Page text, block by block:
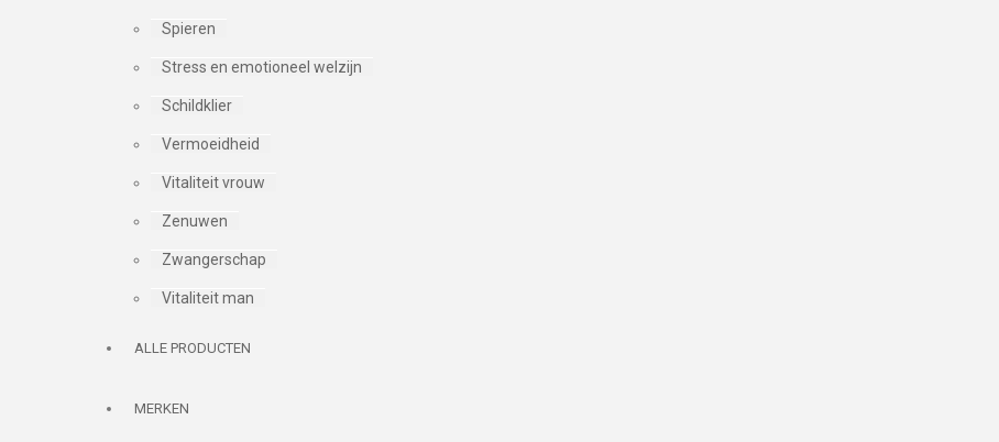
Spieren
Stress en emotioneel welzijn
Schildklier
Vermoeidheid
Vitaliteit vrouw
Zenuwen
Zwangerschap
Vitaliteit man
ALLE PRODUCTEN
MERKEN